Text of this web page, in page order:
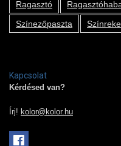
Ragasztó
Színezőpaszta
Kapcsolat
Kérdésed van?
Írj! kolor@kolor.hu